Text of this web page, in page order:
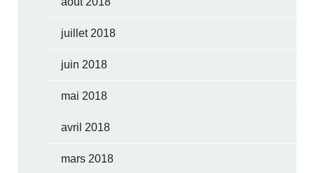
juillet 2018
juin 2018
mai 2018
avril 2018
mars 2018